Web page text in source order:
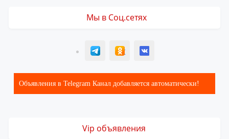
Мы в Соц.сетях
T ОК ВК
Объявления в Telegram Канал добавляется автоматически!
Vip объявления